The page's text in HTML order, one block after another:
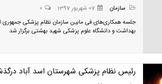
سازمان 07 شهریور 1397
0
جلسه همکاری‌های فی مابین سازمان نظام پزشکی جمهوری
بهداشت و دانشگاه علوم پزشکی شهید بهشتی برگزار شد
رئیس نظام پزشکی شهرستان اسد آباد